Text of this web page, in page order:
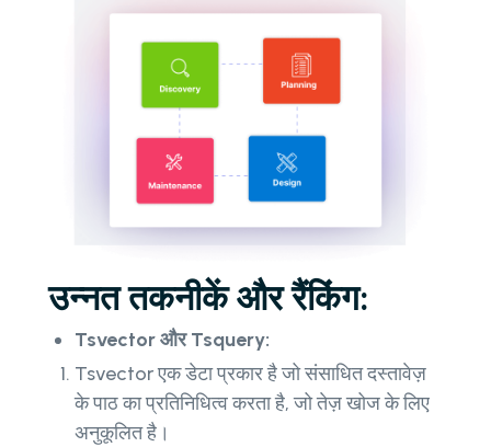
उन्नत तकनीकें और रैंकिंग:
Tsvector और Tsquery:
Tsvector एक डेटा प्रकार है जो संसाधित दस्तावेज़
के पाठ का प्रतिनिधित्व करता है, जो तेज़ खोज के लिए
अनुकूलित है।